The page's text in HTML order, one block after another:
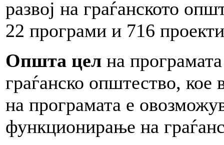
развој на граѓанското
22 програми и 716
Општа цел на
граѓанско општество, кое
на програмата е
функционирање на